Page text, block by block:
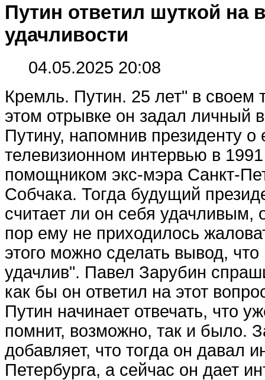
Путин ответил шуткой на
удачливости
04.05.2025 20:08
Кремль. Путин. 25 лет" в своем
этом отрывке он задал личный
Путину, напомнив президенту о
телевизионном интервью в
помощником экс-мэра Санкт-
Собчака. Тогда будущий
считает ли он себя удачливым,
пор ему не приходилось
этого можно сделать вывод,
удачлив". Павел Зарубин
как бы он ответил на этот
Путин начинает отвечать, что
помнит, возможно, так и было.
добавляет, что тогда он давал
Петербурга, а сейчас он дает